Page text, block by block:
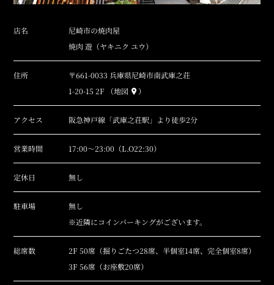
店名
尼崎市の焼肉屋
焼肉 遊（ヤキニク ユウ）
住所 〒661-0033 兵庫県尼崎市南武庫之荘
1-20-15 2F
（地図 ）
アクセス 阪急神戸線「武庫之荘駅」より徒歩2分
営業時間 17:00～23:00（L.O22:30）
定休日 無し
駐車場
無し
※近隣にコインパーキングがございます。
総席数
2F 50席（掘りごたつ28席、半個室14席、完全個室8席）
3F 56席（お座敷20席）